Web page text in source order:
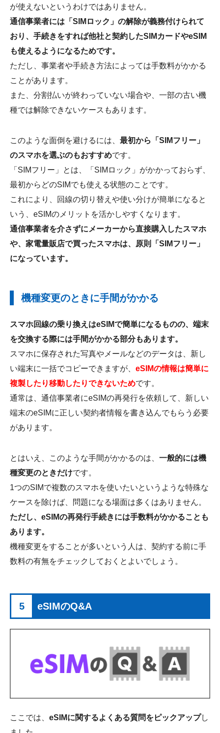
が使えないというわけではありません。
通信事業者には「SIMロック」の解除が義務付けられて
おり、手続きをすれば他社と契約したSIMカードやeSIM
も使えるようになるためです。
ただし、事業者や手続き方法によっては手数料がかかる
ことがあります。
また、分割払いが終わっていない場合や、一部の古い機
種では解除できないケースもあります。
このような面倒を避けるには、 最初から「SIMフリー」
のスマホを選ぶのもおすすめです。
「SIMフリー」とは、「SIMロック」がかかっておらず、
最初からどのSIMでも使える状態のことです。
これにより、回線の切り替えや使い分けが簡単になると
いう、eSIMのメリットを活かしやすくなります。
通信事業者を介さずにメーカーから直接購入したスマホ
や、家電量販店で買ったスマホは、原則「SIMフリー」
になっています。
機種変更のときに手間がかかる
スマホ回線の乗り換えはeSIMで簡単になるものの、端末
を交換する際には手間がかかる部分もあります。
スマホに保存された写真やメールなどのデータは、新し
い端末に一括でコピーできますが、 eSIMの情報は簡単に
複製したり移動したりできないためです。
通常は、通信事業者にeSIMの再発行を依頼して、新しい
端末のeSIMに正しい契約者情報を書き込んでもらう必要
があります。
とはいえ、このような手間がかかるのは、 一般的には機
種変更のときだけです。
1つのSIMで複数のスマホを使いたいというような特殊な
ケースを除けば、問題になる場面は多くはありません。
ただし、eSIMの再発行手続きには手数料がかかることも
あります。
機種変更をすることが多いという人は、契約する前に手
数料の有無をチェックしておくとよいでしょう。
5 eSIMのQ&A
ここでは、 eSIMに関するよくある質問をピックアップし